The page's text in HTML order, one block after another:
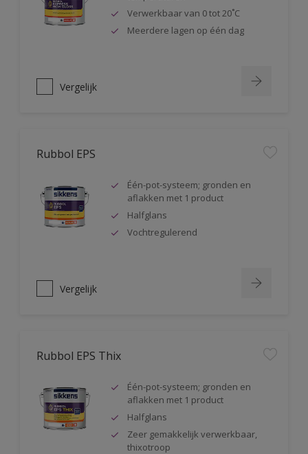
Verwerkbaar van 0 tot 20˚C
Meerdere lagen op één dag
Vergelijk
Rubbol EPS
Één-pot-systeem; gronden en
aflakken met 1 product
Halfglans
Vochtregulerend
Vergelijk
Rubbol EPS Thix
Één-pot-systeem; gronden en
aflakken met 1 product
Halfglans
Zeer gemakkelijk verwerkbaar,
thixotroop